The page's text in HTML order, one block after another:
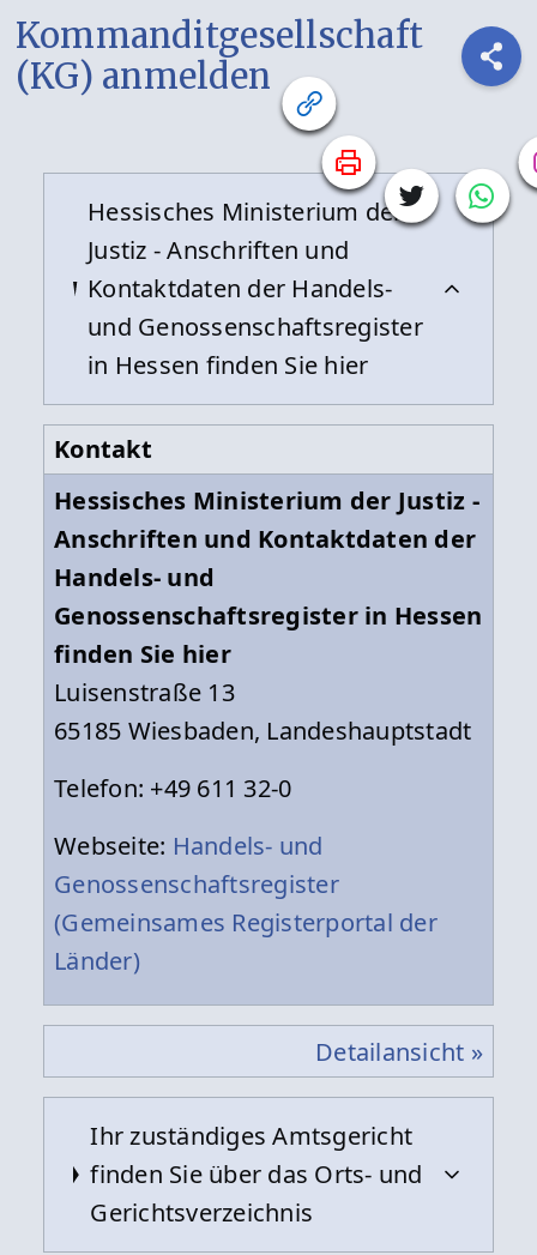
Kommanditgesellschaft
(KG) anmelden
Hessisches Ministerium der
Justiz - Anschriften und
Kontaktdaten der Handels-
und Genossenschaftsregister
in Hessen finden Sie hier
Kontakt
Hessisches Ministerium der Justiz -
Anschriften und Kontaktdaten der
Handels- und
Genossenschaftsregister in Hessen
finden Sie hier
Luisenstraße 13
65185 Wiesbaden, Landeshauptstadt
Telefon: +49 611 32-0
Webseite: Handels- und
Genossenschaftsregister
(Gemeinsames Registerportal der
Länder)
Detailansicht »
Ihr zuständiges Amtsgericht
finden Sie über das Orts- und
Gerichtsverzeichnis